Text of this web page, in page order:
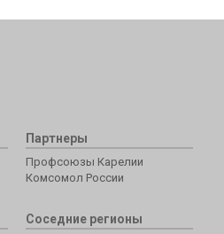
Партнеры
Профсоюзы Карелии
Комсомол России
Соседние регионы